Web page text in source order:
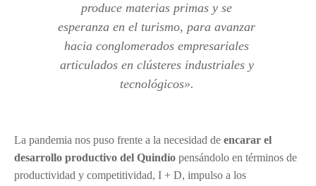
produce materias primas y se
esperanza en el turismo, para avanzar
hacia conglomerados empresariales
articulados en clústeres industriales y
tecnológicos».
La pandemia nos puso frente a la necesidad de encarar el
desarrollo productivo del Quindío pensándolo en términos de
productividad y competitividad, I + D, impulso a los